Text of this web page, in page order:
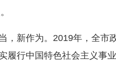
新作为。2019年，全市政
履行中国特色社会主义事